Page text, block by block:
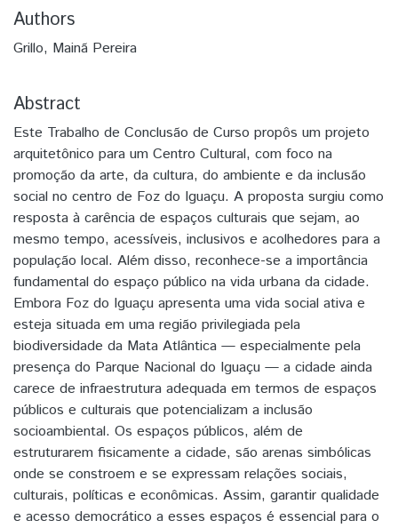
Authors
Grillo, Mainã Pereira
Abstract
Este Trabalho de Conclusão de Curso propôs um projeto
arquitetônico para um Centro Cultural, com foco na
promoção da arte, da cultura, do ambiente e da inclusão
social no centro de Foz do Iguaçu. A proposta surgiu como
resposta à carência de espaços culturais que sejam, ao
mesmo tempo, acessíveis, inclusivos e acolhedores para a
população local. Além disso, reconhece-se a importância
fundamental do espaço público na vida urbana da cidade.
Embora Foz do Iguaçu apresenta uma vida social ativa e
esteja situada em uma região privilegiada pela
biodiversidade da Mata Atlântica — especialmente pela
presença do Parque Nacional do Iguaçu — a cidade ainda
carece de infraestrutura adequada em termos de espaços
públicos e culturais que potencializam a inclusão
socioambiental. Os espaços públicos, além de
estruturarem fisicamente a cidade, são arenas simbólicas
onde se constroem e se expressam relações sociais,
culturais, políticas e econômicas. Assim, garantir qualidade
e acesso democrático a esses espaços é essencial para o